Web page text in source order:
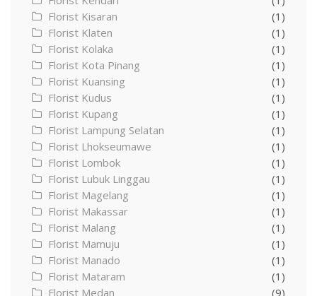
Florist Kisaran
(1)
Florist Klaten
(1)
Florist Kolaka
(1)
Florist Kota Pinang
(1)
Florist Kuansing
(1)
Florist Kudus
(1)
Florist Kupang
(1)
Florist Lampung Selatan
(1)
Florist Lhokseumawe
(1)
Florist Lombok
(1)
Florist Lubuk Linggau
(1)
Florist Magelang
(1)
Florist Makassar
(1)
Florist Malang
(1)
Florist Mamuju
(1)
Florist Manado
(1)
Florist Mataram
(1)
Florist Medan
(9)